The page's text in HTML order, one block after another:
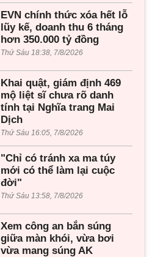
EVN chính thức xóa hết lỗ
lũy kế, doanh thu 6 tháng
hơn 350.000 tỷ đồng
Thứ Sáu 18:38, 7/8/2026
Khai quật, giám định 469
mộ liệt sĩ chưa rõ danh
tính tại Nghĩa trang Mai
Dịch
Thứ Sáu 16:05, 7/8/2026
"Chỉ có tránh xa ma túy
mới có thể làm lại cuộc
đời"
Thứ Sáu 13:58, 7/8/2026
Xem công an bắn súng
giữa màn khói, vừa bơi
vừa mang súng AK